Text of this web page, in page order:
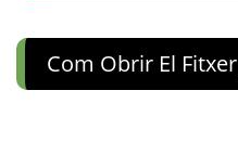
Com Obrir El